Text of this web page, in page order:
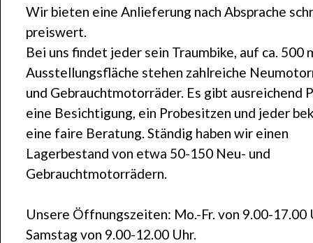
Wir bieten eine Anlieferung nach Absprache
preiswert.
Bei uns findet jeder sein Traumbike, auf ca. 500
Ausstellungsfläche stehen zahlreiche
und Gebrauchtmotorräder. Es gibt ausreichend
eine Besichtigung, ein Probesitzen und jeder
eine faire Beratung. Ständig haben wir einen
Lagerbestand von etwa 50-150 Neu- und
Gebrauchtmotorrädern.
Unsere Öffnungszeiten: Mo.-Fr. von 9.00-17.00
Samstag von 9.00-12.00 Uhr.